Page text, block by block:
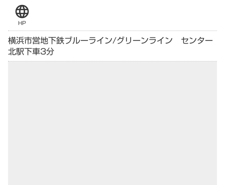
language
HP
横浜市営地下鉄ブルーライン/グリーンライン センター
北駅下車3分